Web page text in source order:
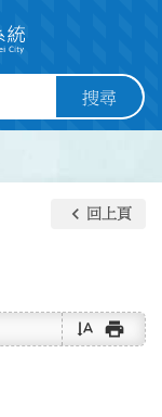
搜尋
keyboard_arrow_left 回上頁
text_rotate_vertical print